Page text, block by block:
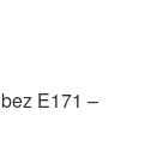
E171 –